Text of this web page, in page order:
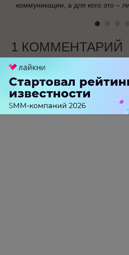
коммуникации, а для кого это –
1 КОММЕНТАРИЙ
Ирина Уткина
больше года назад
Слишком общё. Не